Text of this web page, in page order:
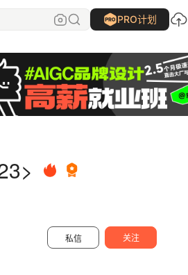
PRO计划
私信 关注
OCEANB_MOTION